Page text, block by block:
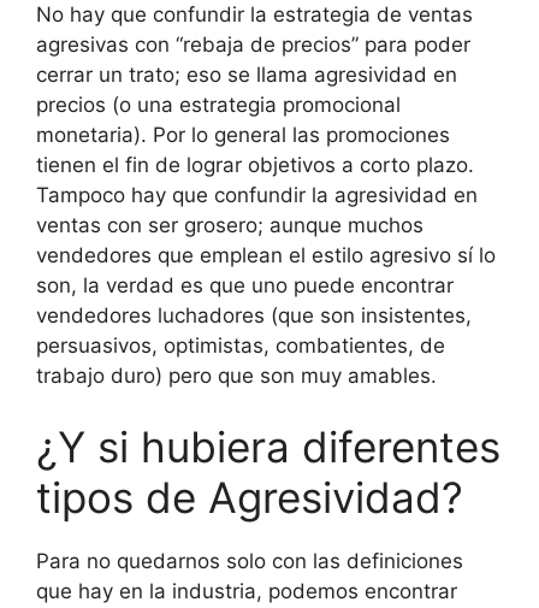
No hay que confundir la estrategia de ventas
agresivas con “rebaja de precios” para poder
cerrar un trato; eso se llama agresividad en
precios (o una estrategia promocional
monetaria). Por lo general las promociones
tienen el fin de lograr objetivos a corto plazo.
Tampoco hay que confundir la agresividad en
ventas con ser grosero; aunque muchos
vendedores que emplean el estilo agresivo sí lo
son, la verdad es que uno puede encontrar
vendedores luchadores (que son insistentes,
persuasivos, optimistas, combatientes, de
trabajo duro) pero que son muy amables.
¿Y si hubiera diferentes
tipos de Agresividad?
Para no quedarnos solo con las definiciones
que hay en la industria, podemos encontrar